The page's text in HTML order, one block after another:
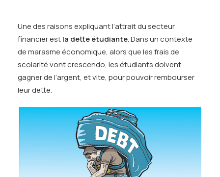
Une des raisons expliquant l’attrait du secteur
financier estla dette étudiante. Dans un contexte
de marasme économique, alors que les frais de
scolarité vont crescendo, les étudiants doivent
gagner de l’argent, et vite, pour pouvoir rembourser
leur dette.